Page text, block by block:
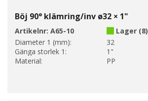
Böj 90° klämring/inv ø32 × 1"
Artikelnr: A65-10
Lager (8)
Diameter 1 (mm):
32
Gänga storlek 1:
1"
Material:
PP